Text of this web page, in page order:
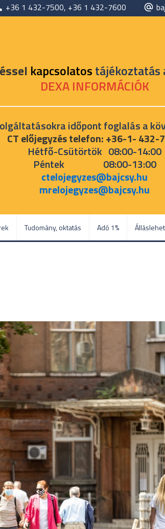
+36 1 432-7500, +36 1 432-7600
kapcsolatostájékoztatás
DEXA INFORMÁCIÓK
időpont foglalás a
CT előjegyzés telefon: +36-1- 432-
Hétfő-Csütörtök 08:00-14:00
Péntek 08:00-13:00
ctelojegyzes@bajcsy.hu
mrelojegyzes@bajcsy.hu
Tudomány, oktatás Adó 1%